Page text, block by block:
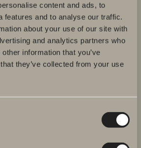
content and ads, to
features and to analyse our traffic.
about your use of our site with
and analytics partners who
information that you’ve
they’ve collected from your use
kan du se ditt nya badrum växa